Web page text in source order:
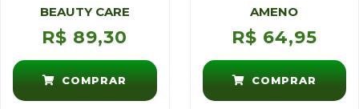
BEAUTY CARE
R$ 89,30
COMPRAR
AMENO
R$ 64,95
COMPRAR